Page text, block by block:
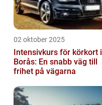
02 oktober 2025
Intensivkurs för körkort i
Borås: En snabb väg till
frihet på vägarna